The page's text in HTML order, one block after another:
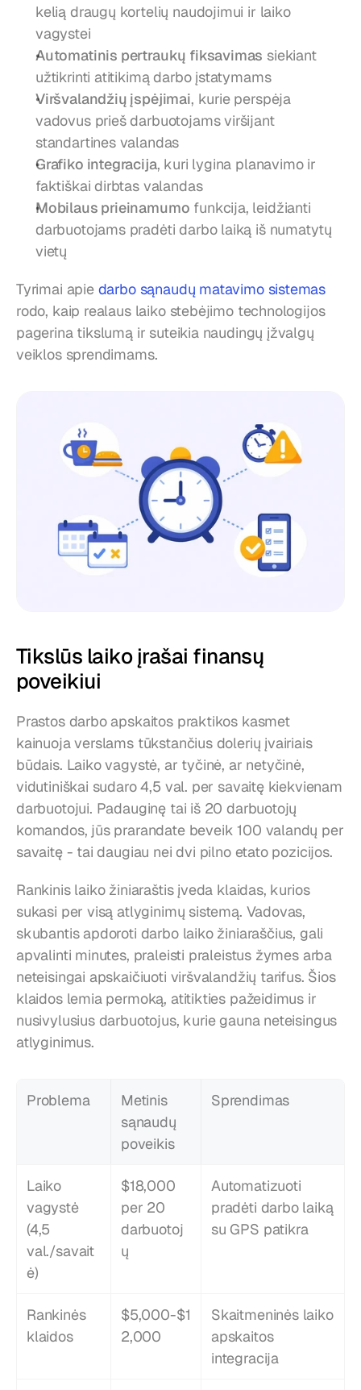
kelią draugų kortelių naudojimui ir laiko
vagystei
Automatinis pertraukų fiksavimas siekiant
užtikrinti atitikimą darbo įstatymams
Viršvalandžių įspėjimai, kurie perspėja
vadovus prieš darbuotojams viršijant
standartines valandas
Grafiko integracija, kuri lygina planavimo ir
faktiškai dirbtas valandas
Mobilaus prieinamumo funkcija, leidžianti
darbuotojams pradėti darbo laiką iš numatytų
vietų
Tyrimai apie darbo sąnaudų matavimo sistemas
rodo, kaip realaus laiko stebėjimo technologijos
pagerina tikslumą ir suteikia naudingų įžvalgų
veiklos sprendimams.
Tikslūs laiko įrašai finansų
poveikiui
Prastos darbo apskaitos praktikos kasmet
kainuoja verslams tūkstančius dolerių įvairiais
būdais. Laiko vagystė, ar tyčinė, ar netyčinė,
vidutiniškai sudaro 4,5 val. per savaitę kiekvienam
darbuotojui. Padauginę tai iš 20 darbuotojų
komandos, jūs prarandate beveik 100 valandų per
savaitę - tai daugiau nei dvi pilno etato pozicijos.
Rankinis laiko žiniaraštis įveda klaidas, kurios
sukasi per visą atlyginimų sistemą. Vadovas,
skubantis apdoroti darbo laiko žiniaraščius, gali
apvalinti minutes, praleisti praleistus žymes arba
neteisingai apskaičiuoti viršvalandžių tarifus. Šios
klaidos lemia permoką, atitikties pažeidimus ir
nusivylusius darbuotojus, kurie gauna neteisingus
atlyginimus.
Problema
Metinis
sąnaudų
poveikis
Sprendimas
Laiko
vagystė
(4,5
val./savait
ė)
$18,000
per 20
darbuotoj
ų
Automatizuoti
pradėti darbo laiką
su GPS patikra
Rankinės
klaidos
$5,000-$1
2,000
Skaitmeninės laiko
apskaitos
integracija